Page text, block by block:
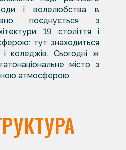
і волелюбства в
поєднується з
19 століття і
тут знаходиться
і коледжів. Сьогодні ж
місто з
атмосферою.